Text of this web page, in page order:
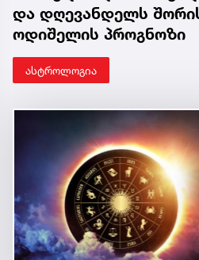
და დღევანდელს
ოდიშელის პროგნოზი
ასტროლოგია